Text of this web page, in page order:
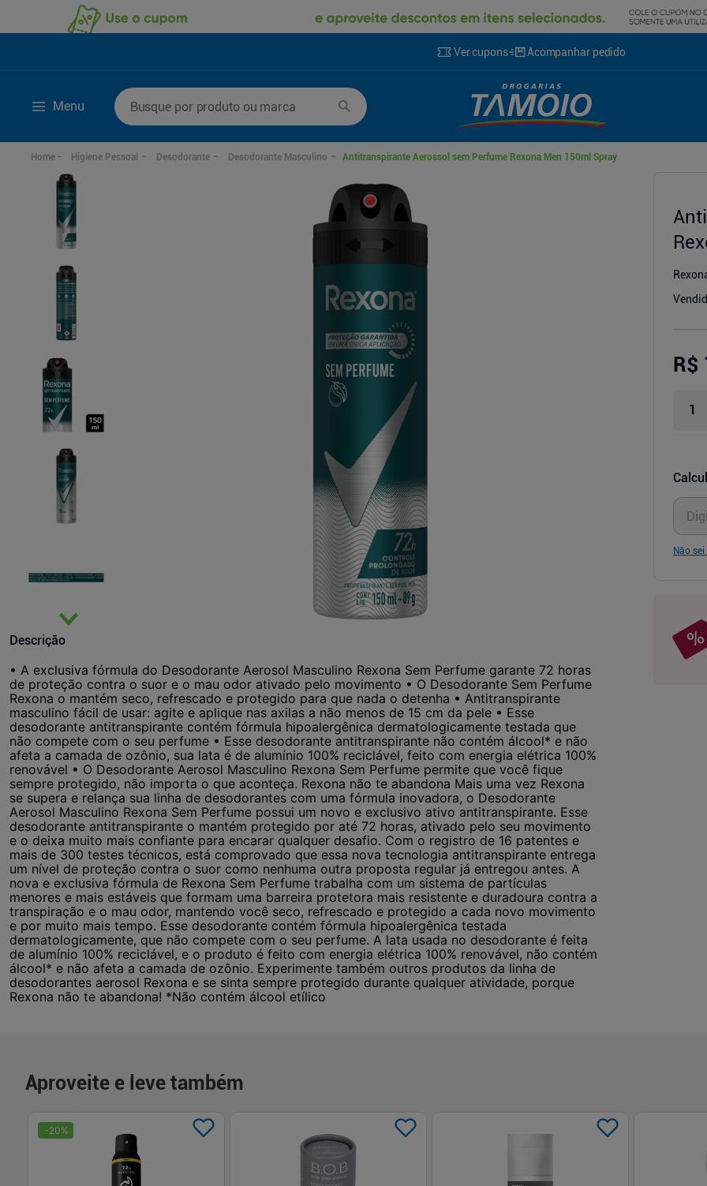
Ver cupons Acompanhar pedido
Menu
Busque por produto ou marca
Higiene Pessoal Desodorante Desodorante Masculino Antitranspirante Aerossol sem Perfume Rexona Men 150ml Spray
Descrição
• A exclusiva fórmula do Desodorante Aerosol Masculino Rexona Sem Perfume garante 72 horas
de proteção contra o suor e o mau odor ativado pelo movimento • O Desodorante Sem Perfume
Rexona o mantém seco, refrescado e protegido para que nada o detenha • Antitranspirante
masculino fácil de usar: agite e aplique nas axilas a não menos de 15 cm da pele • Esse
desodorante antitranspirante contém fórmula hipoalergênica dermatologicamente testada que
não compete com o seu perfume • Esse desodorante antitranspirante não contém álcool* e não
afeta a camada de ozônio, sua lata é de alumínio 100% reciclável, feito com energia elétrica 100%
renovável • O Desodorante Aerosol Masculino Rexona Sem Perfume permite que você fique
sempre protegido, não importa o que aconteça. Rexona não te abandona Mais uma vez Rexona
se supera e relança sua linha de desodorantes com uma fórmula inovadora, o Desodorante
Aerosol Masculino Rexona Sem Perfume possui um novo e exclusivo ativo antitranspirante. Esse
desodorante antitranspirante o mantém protegido por até 72 horas, ativado pelo seu movimento
e o deixa muito mais confiante para encarar qualquer desafio. Com o registro de 16 patentes e
mais de 300 testes técnicos, está comprovado que essa nova tecnologia antitranspirante entrega
um nível de proteção contra o suor como nenhuma outra proposta regular já entregou antes. A
nova e exclusiva fórmula de Rexona Sem Perfume trabalha com um sistema de partículas
menores e mais estáveis que formam uma barreira protetora mais resistente e duradoura contra a
transpiração e o mau odor, mantendo você seco, refrescado e protegido a cada novo movimento
e por muito mais tempo. Esse desodorante contém fórmula hipoalergênica testada
dermatologicamente, que não compete com o seu perfume. A lata usada no desodorante é feita
de alumínio 100% reciclável, e o produto é feito com energia elétrica 100% renovável, não contém
álcool* e não afeta a camada de ozônio. Experimente também outros produtos da linha de
desodorantes aerosol Rexona e se sinta sempre protegido durante qualquer atividade, porque
Rexona não te abandona! *Não contém álcool etílico
R$
Não sei
Aproveite e leve também
-20%
Termos mais buscados
kit shampoo condicionador